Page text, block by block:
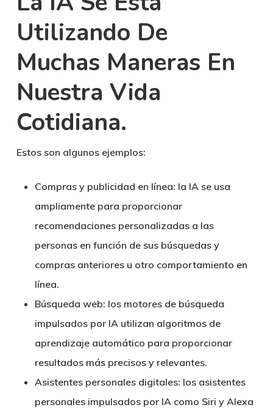
Utilizando De
Muchas Maneras En
Nuestra Vida
Cotidiana.
Estos son algunos ejemplos:
Compras y publicidad en línea: la IA se usa
ampliamente para proporcionar
recomendaciones personalizadas a las
personas en función de sus búsquedas y
compras anteriores u otro comportamiento en
línea.
Búsqueda web: los motores de búsqueda
impulsados por IA utilizan algoritmos de
aprendizaje automático para proporcionar
resultados más precisos y relevantes.
Asistentes personales digitales: los asistentes
personales impulsados por IA como Siri y Alexa